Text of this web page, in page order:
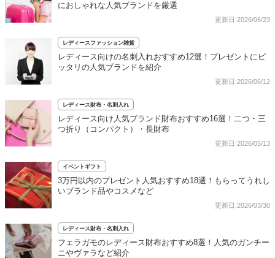
におしゃれな人気ブランドを厳選
更新日:2026/06/23
レディースファッション雑貨
レディース向けの名刺入れおすすめ12選！プレゼントにピ
ッタリの人気ブランドを紹介
更新日:2026/06/12
レディース財布・名刺入れ
レディース向け人気ブランド財布おすすめ16選！二つ・三
つ折り（コンパクト）・長財布
更新日:2026/05/13
イベントギフト
3万円以内のプレゼント人気おすすめ18選！もらってうれし
いブランド品やコスメなど
更新日:2026/03/30
レディース財布・名刺入れ
フェラガモのレディース財布おすすめ8選！人気のガンチー
ニやヴァラなど紹介